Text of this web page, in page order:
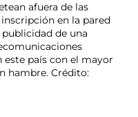
afuera de las
en la pared
de una
país con el mayor
hambre. Crédito: